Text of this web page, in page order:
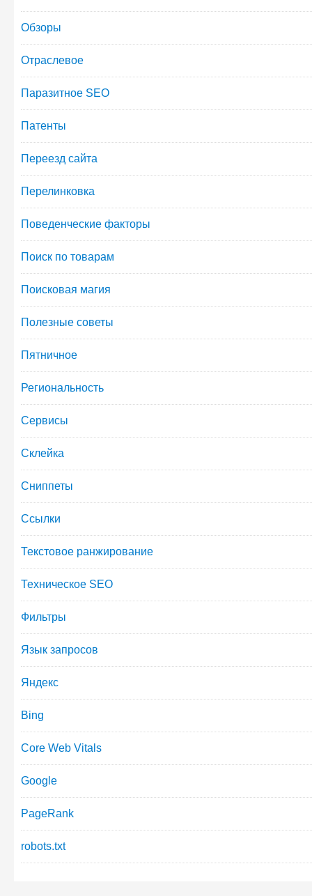
Обзоры
Отраслевое
Паразитное SEO
Патенты
Переезд сайта
Перелинковка
Поведенческие факторы
Поиск по товарам
Поисковая магия
Полезные советы
Пятничное
Региональность
Сервисы
Склейка
Сниппеты
Ссылки
Текстовое ранжирование
Техническое SEO
Фильтры
Язык запросов
Яндекс
Bing
Core Web Vitals
Google
PageRank
robots.txt